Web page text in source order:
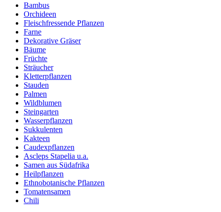
Bambus
Orchideen
Fleischfressende Pflanzen
Farne
Dekorative Gräser
Bäume
Früchte
Sträucher
Kletterpflanzen
Stauden
Palmen
Wildblumen
Steingarten
Wasserpflanzen
Sukkulenten
Kakteen
Caudexpflanzen
Ascleps Stapelia u.a.
Samen aus Südafrika
Heilpflanzen
Ethnobotanische Pflanzen
Tomatensamen
Chili